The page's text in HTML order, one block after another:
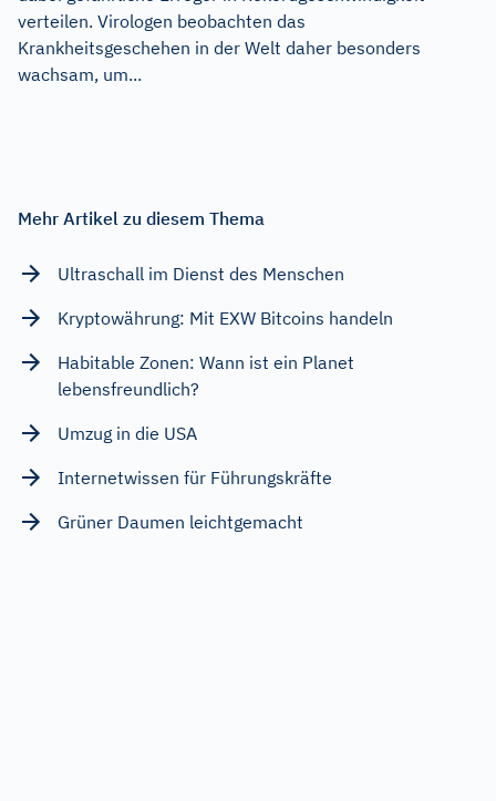
verteilen. Virologen beobachten das
Krankheitsgeschehen in der Welt daher besonders
wachsam, um...
Mehr Artikel zu diesem Thema
Ultraschall im Dienst des Menschen
Kryptowährung: Mit EXW Bitcoins handeln
Habitable Zonen: Wann ist ein Planet
lebensfreundlich?
Umzug in die USA
Internetwissen für Führungskräfte
Grüner Daumen leichtgemacht